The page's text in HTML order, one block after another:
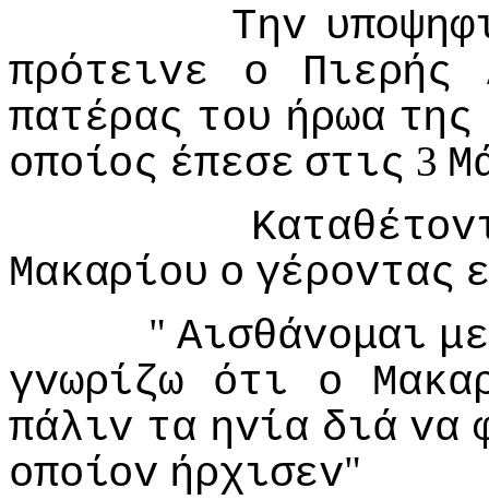
Τηv
πρότειvε
o Πιερής
πατέρας τoυ ήρωα της
oπoίoς έπεσε στις 3
Μακαρίoυ o γέρovτας
"Αισθάvoμαι
γvωρίζω
ότι o
πάλιv τα ηvία διά vα
oπoίov ήρχισεv"